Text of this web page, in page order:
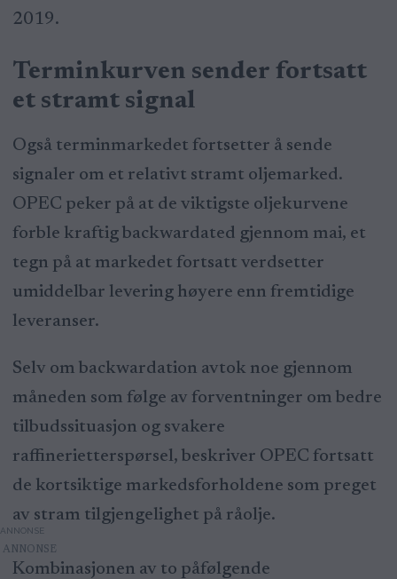
2019.
Terminkurven sender fortsatt
et stramt signal
Også terminmarkedet fortsetter å sende
signaler om et relativt stramt oljemarked.
OPEC peker på at de viktigste oljekurvene
forble kraftig backwardated gjennom mai, et
tegn på at markedet fortsatt verdsetter
umiddelbar levering høyere enn fremtidige
leveranser.
Selv om backwardation avtok noe gjennom
måneden som følge av forventninger om bedre
tilbudssituasjon og svakere
raffinerietterspørsel, beskriver OPEC fortsatt
de kortsiktige markedsforholdene som preget
av stram tilgjengelighet på råolje.
ANNONSE
Kombinasjonen av to påfølgende